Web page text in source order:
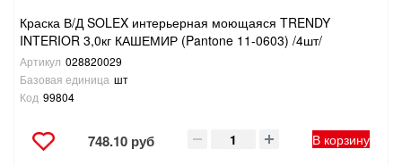
Краска В/Д SOLEX интерьерная моющаяся TRENDY
INTERIOR 3,0кг КАШЕМИР (Pantone 11-0603) /4шт/
Артикул 028820029
Базовая единица шт
Код 99804
748.10 руб В корзину